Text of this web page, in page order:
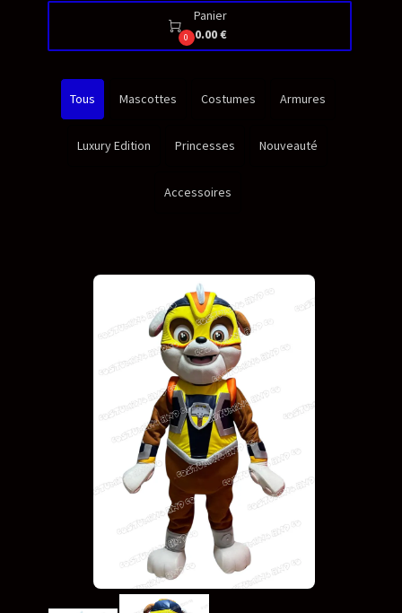

0
Panier
0.00 €
Tous Mascottes Costumes Armures
Luxury Edition Princesses Nouveauté
Accessoires